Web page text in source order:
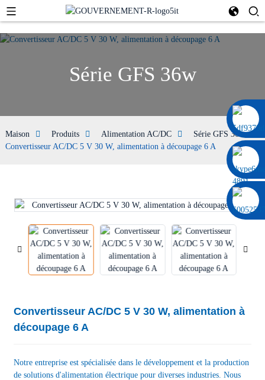
0086 13322920697
Série GFS 36w
Maison Produits Alimentation AC/DC
Série GFS 36w
Convertisseur AC/DC 5 V 30 W, alimentation à découpage 6 A
Convertisseur AC/DC 5 V 30 W, alimentation à
découpage 6 A
Notre entreprise est spécialisée dans le développement et la production
de solutions d'alimentation électrique pour diverses industries. Nous